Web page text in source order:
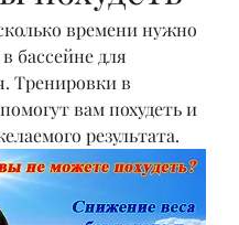
времени нужно
бассейне для
Тренировки в
вам похудеть и
результата.